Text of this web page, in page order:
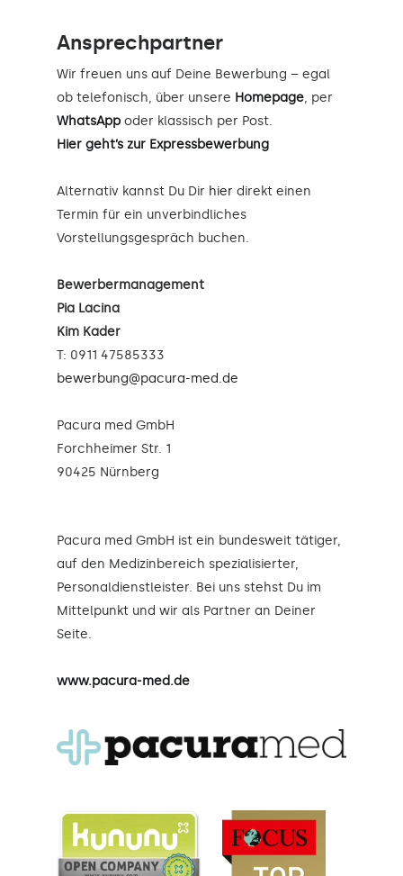
Ansprechpartner
Wir freuen uns auf Deine Bewerbung – egal
ob telefonisch, über unsere Homepage, per
WhatsApp oder klassisch per Post.
Hier geht’s zur Expressbewerbung
Alternativ kannst Du Dir hier direkt einen
Termin für ein unverbindliches
Vorstellungsgespräch buchen.
Bewerbermanagement
Pia Lacina
Kim Kader
T: 0911 47585333
bewerbung@pacura-med.de
Pacura med GmbH
Forchheimer Str. 1
90425 Nürnberg
Pacura med GmbH ist ein bundesweit tätiger,
auf den Medizinbereich spezialisierter,
Personaldienstleister. Bei uns stehst Du im
Mittelpunkt und wir als Partner an Deiner
Seite.
www.pacura-med.de